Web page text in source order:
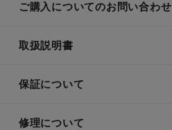
ご購入についてのお問い合わせ
取扱説明書
保証について
修理について